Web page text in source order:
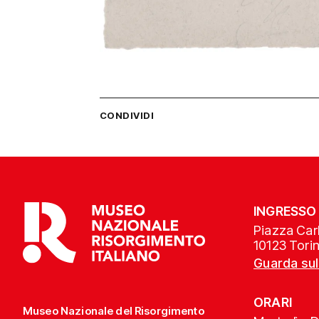
CONDIVIDI
Museo Nazionale del Risorgimento
INGRESSO
Piazza
10123
Guarda
ORARI